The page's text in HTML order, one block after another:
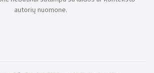
autorių nuomone.